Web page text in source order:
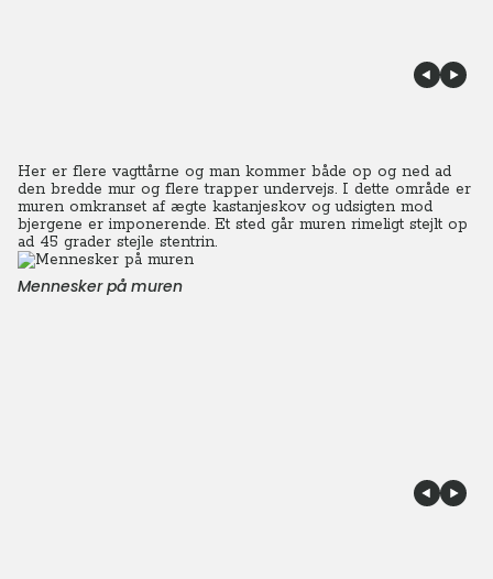
Her er flere vagttårne og man kommer både op og ned ad
den bredde mur og flere trapper undervejs. I dette område er
muren omkranset af ægte kastanjeskov og udsigten mod
bjergene er imponerende. Et sted går muren rimeligt stejlt op
ad 45 grader stejle stentrin.
Mennesker på muren